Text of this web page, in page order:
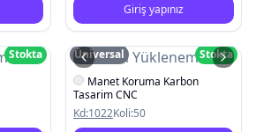
Giriş yapınız
Stokta
Resim Yüklenemedi
Üniversal
Stokta
Manet Koruma Karbon
Tasarim CNC
Kd:1022Koli:50